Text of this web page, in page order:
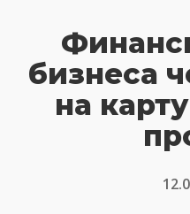
бизнеса
на